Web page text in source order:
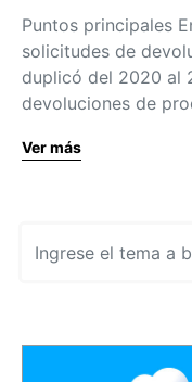
Puntos principales
solicitudes de
duplicó del 2020 al
devoluciones de
Ver más